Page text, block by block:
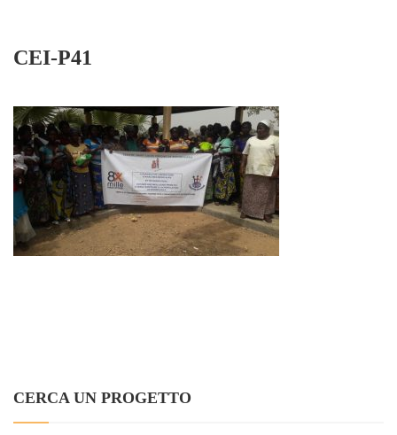
CEI-P41
CERCA UN PROGETTO